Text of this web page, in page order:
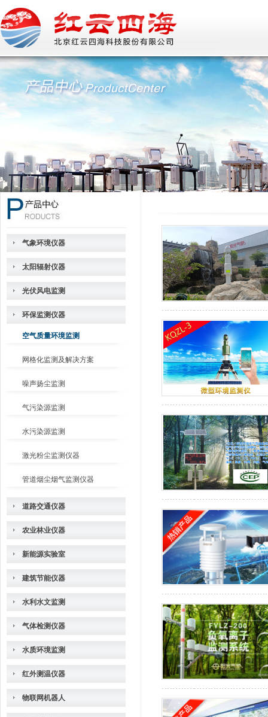
气象环境仪器
太阳辐射仪器
光伏风电监测
环保监测仪器
空气质量环境监测
网格化监测及解决方案
噪声扬尘监测
气污染源监测
水污染源监测
激光粉尘监测仪器
管道烟尘烟气监测仪器
道路交通仪器
农业林业仪器
新能源实验室
建筑节能仪器
水利水文监测
气体检测仪器
水质环境监测
红外测温仪器
物联网机器人